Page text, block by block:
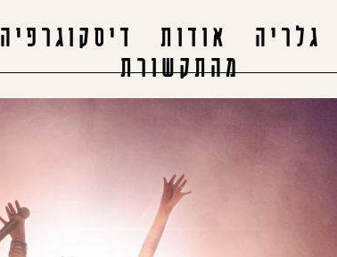
גלריה אודות דיסקוגרפיה
מהתקשורת